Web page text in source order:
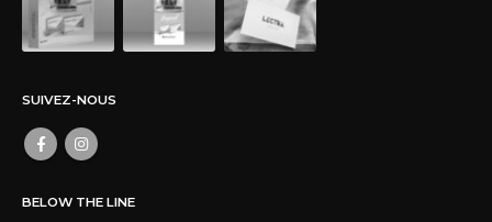
SUIVEZ-NOUS
BELOW THE LINE